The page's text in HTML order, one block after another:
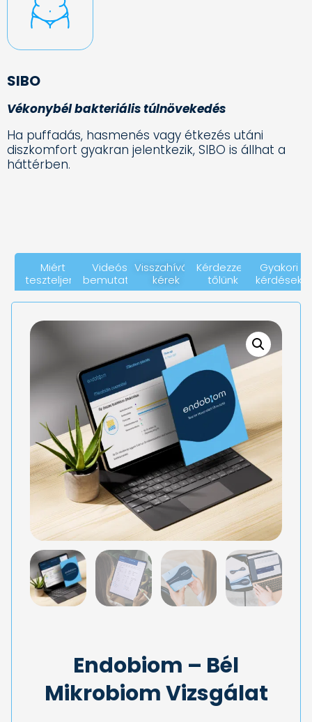
SIBO
Vékonybél bakteriális túlnövekedés
Ha puffadás, hasmenés vagy étkezés utáni
diszkomfort gyakran jelentkezik, SIBO is állhat a
háttérben.
Miért
teszteljen?
Videós
bemutató
Visszahívást
kérek
Kérdezzen
tőlünk
Gyakori
kérdések
Endobiom – Bél
Mikrobiom Vizsgálat